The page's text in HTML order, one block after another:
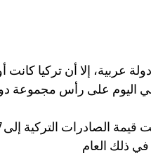
اليوم على رأس مجموعة